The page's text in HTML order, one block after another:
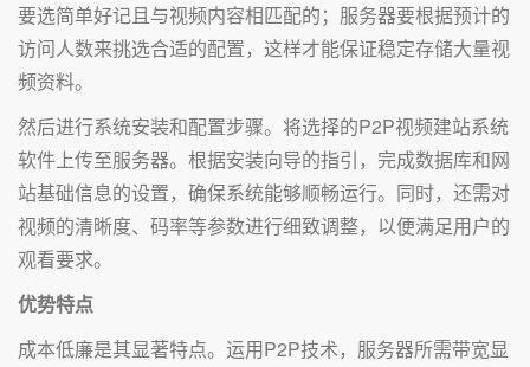
要选简单好记且与视频内容相匹配的；服务器要根据预计的
访问人数来挑选合适的配置，这样才能保证稳定存储大量视
频资料。
然后进行系统安装和配置步骤。将选择的P2P视频建站系统
软件上传至服务器。根据安装向导的指引，完成数据库和网
站基础信息的设置，确保系统能够顺畅运行。同时，还需对
视频的清晰度、码率等参数进行细致调整，以便满足用户的
观看要求。
优势特点
成本低廉是其显著特点。运用P2P技术，服务器所需带宽显